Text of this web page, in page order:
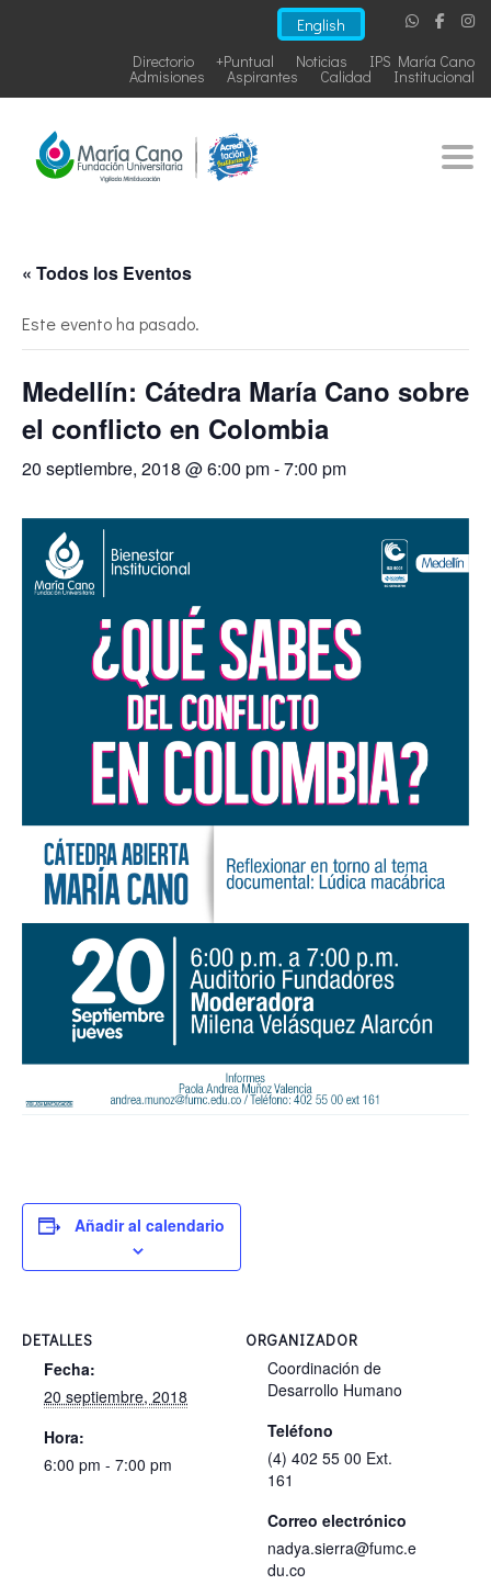
English
IPS María Cano
Noticias
+Puntual
Directorio
Institucional
Calidad
Aspirantes
Admisiones
« Todos los Eventos
Este evento ha pasado.
Medellín: Cátedra María Cano sobre
el conflicto en Colombia
20 septiembre, 2018 @ 6:00 pm-7:00 pm
Añadir al calendario
DETALLES
Fecha:
20 septiembre, 2018
Hora:
6:00 pm - 7:00 pm
ORGANIZADOR
Coordinación de
Desarrollo Humano
Teléfono
(4) 402 55 00 Ext.
161
Correo electrónico
nadya.sierra@fumc.e
du.co